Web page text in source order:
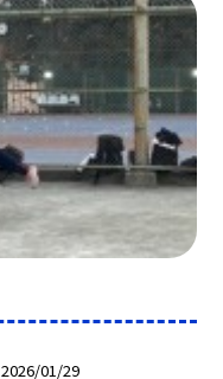
2026/01/29